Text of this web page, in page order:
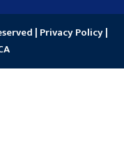
| Privacy Policy|